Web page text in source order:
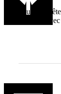
Peut on
pourtant